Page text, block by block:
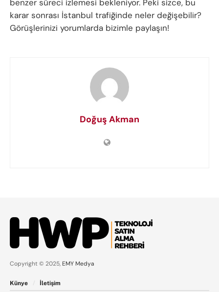
benzer süreci izlemesi bekleniyor. Peki sizce, bu
karar sonrası İstanbul trafiğinde neler değişebilir?
Görüşlerinizi yorumlarda bizimle paylaşın!
Doğuş Akman
Copyright © 2025, EMY Medya
Künye İletişim